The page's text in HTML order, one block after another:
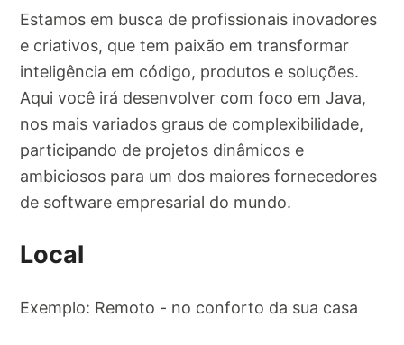
Estamos em busca de profissionais inovadores
e criativos, que tem paixão em transformar
inteligência em código, produtos e soluções.
Aqui você irá desenvolver com foco em Java,
nos mais variados graus de complexibilidade,
participando de projetos dinâmicos e
ambiciosos para um dos maiores fornecedores
de software empresarial do mundo.
Local
Exemplo: Remoto - no conforto da sua casa